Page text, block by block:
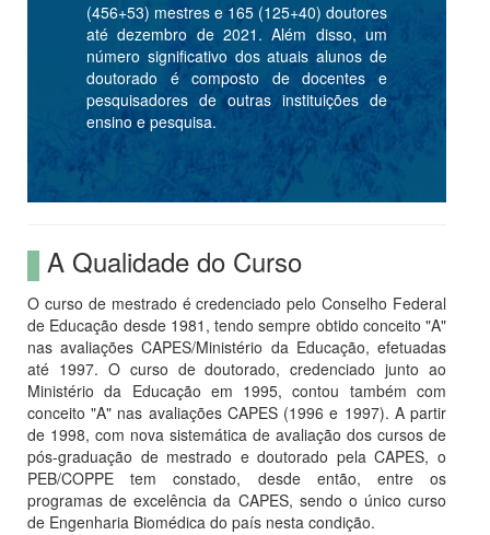
(456+53) mestres e 165 (125+40) doutores
até dezembro de 2021. Além disso, um
número significativo dos atuais alunos de
doutorado é composto de docentes e
pesquisadores de outras instituições de
ensino e pesquisa.
A Qualidade do Curso
O curso de mestrado é credenciado pelo Conselho Federal
de Educação desde 1981, tendo sempre obtido conceito "A"
nas avaliações CAPES/Ministério da Educação, efetuadas
até 1997. O curso de doutorado, credenciado junto ao
Ministério da Educação em 1995, contou também com
conceito "A" nas avaliações CAPES (1996 e 1997). A partir
de 1998, com nova sistemática de avaliação dos cursos de
pós-graduação de mestrado e doutorado pela CAPES, o
PEB/COPPE tem constado, desde então, entre os
programas de excelência da CAPES, sendo o único curso
de Engenharia Biomédica do país nesta condição.